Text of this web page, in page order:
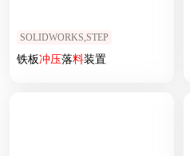
SOLIDWORKS,STEP
铁板冲压落料装置